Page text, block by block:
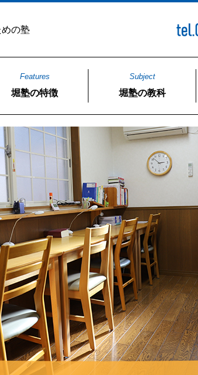
の塾
Features
堀塾の特徴
Subject
堀塾の教科